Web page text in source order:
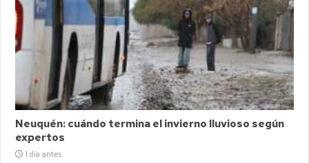
Neuquén: cuándo termina el invierno lluvioso según
expertos
1 día antes